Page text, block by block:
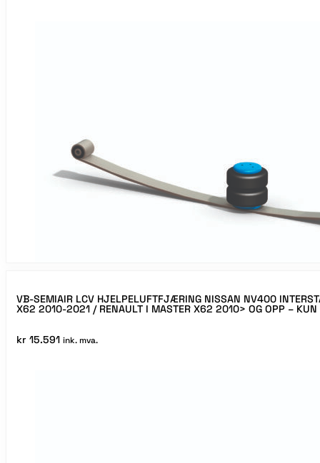
VB-SEMIAIR LCV HJELPELUFTFJÆRING NISSAN NV400
X62 2010-2021 / RENAULT I MASTER X62 2010> OG OPP – KUN
kr 15.591 ink. mva.